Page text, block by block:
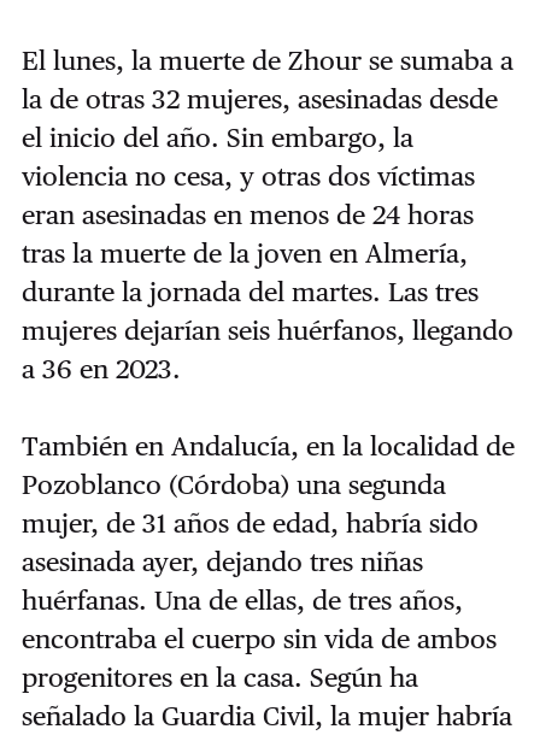
El lunes, la muerte de Zhour se sumaba a
la de otras 32 mujeres, asesinadas desde
el inicio del año. Sin embargo, la
violencia no cesa, y otras dos víctimas
eran asesinadas en menos de 24 horas
tras la muerte de la joven en Almería,
durante la jornada del martes. Las tres
mujeres dejarían seis huérfanos, llegando
a 36 en 2023.
También en Andalucía, en la localidad de
Pozoblanco (Córdoba) una segunda
mujer, de 31 años de edad, habría sido
asesinada ayer, dejando tres niñas
huérfanas. Una de ellas, de tres años,
encontraba el cuerpo sin vida de ambos
progenitores en la casa. Según ha
señalado la Guardia Civil, la mujer habría